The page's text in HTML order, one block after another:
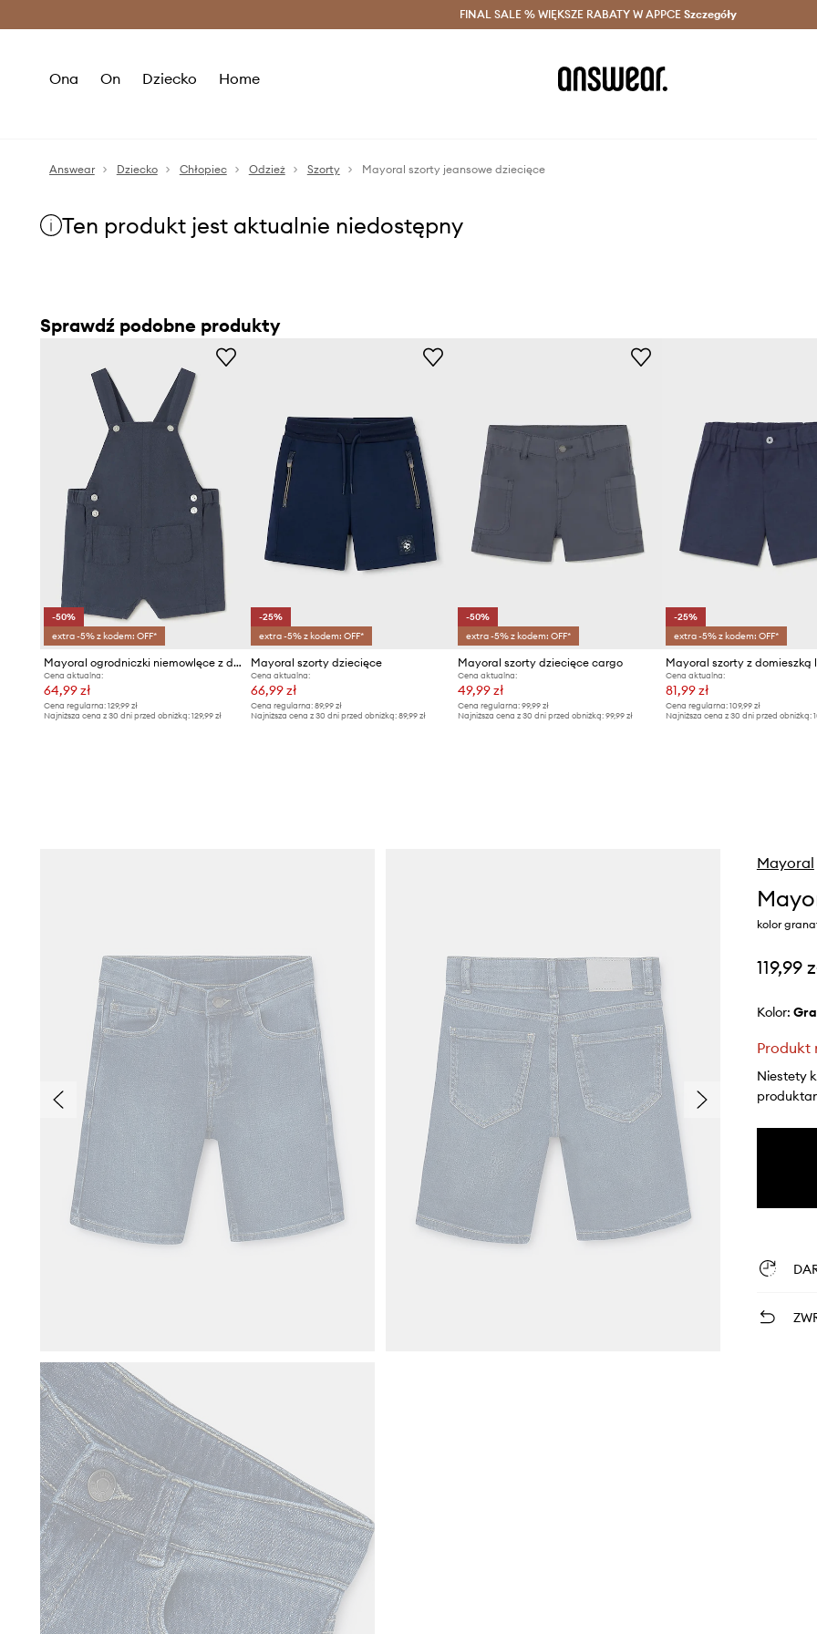
Oszczędzaj z Answear Club > Dostawa nawet w 24h >
FINAL SALE % WIĘKSZE RABATY W APPCE Szczegóły
Ona On Dziecko Home
Answear Dziecko Chłopiec Odzież Szorty Mayoral szorty jeansowe dziecięce
Ten produkt jest aktualnie niedostępny
Sprawdź podobne produkty
-50%
extra -5% z kodem: OFF*
Mayoral ogrodniczki niemowlęce z domieszką lnu
Cena aktualna:
64,99 zł
Cena regularna: 129,99 zł
Najniższa cena z 30 dni przed obniżką: 129,99 zł
-25%
extra -5% z kodem: OFF*
Mayoral szorty dziecięce
Cena aktualna:
66,99 zł
Cena regularna:89,99 zł
Najniższa cena z 30 dni przed obniżką:89,99 zł
-50%
extra -5% z kodem: OFF*
Mayoral szorty dziecięce cargo
Cena aktualna:
49,99 zł
Cena regularna: 99,99 zł
Najniższa cena z 30 dni przed obniżką: 99,99 zł
-25%
extra -5% z kodem: OFF*
Cena aktualna:
81,99 zł
Cena regularna: 109,99 zł
Najniższa cena z 30 dni przed obniżką:
Mayoral
kolor
119,99
Kolor:
Produkt
Niestety